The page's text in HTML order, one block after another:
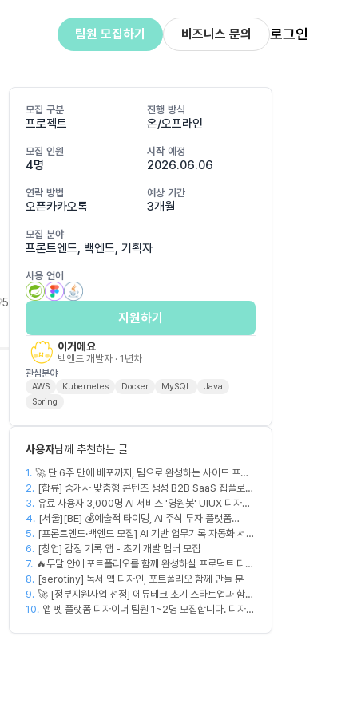
팀원 모집하기 비즈니스 문의 로그인
5
모집 구분
프로젝트
진행 방식
온/오프라인
모집 인원
4명
시작 예정
2026.06.06
연락 방법
오픈카카오톡
예상 기간
3개월
모집 분야
프론트엔드, 백엔드, 기획자
사용 언어
지원하기
이거에요
백엔드 개발자 · 1년차
관심분야
AWS Kubernetes Docker MySQL
Java
Spring
사용자님께 추천하는 글
1. 🚀 단 6주 만에 배포까지, 팀으로 완성하는 사이드 프로
젝트 [스위프 웹 15기] 🚀
2. [합류] 중개사 맞춤형 콘텐츠 생성 B2B SaaS 집플로우
과 함께 하실 멤버를 모집합니다!
3. 유료 사용자 3,000명 AI 서비스 '영원봇' UIUX 디자인
팀원 모집
4. [서울][BE] 💰예술적 타이밍, AI 주식 투자 플랫폼
(Spring)
5. [프론트엔드·백엔드 모집] AI 기반 업무기록 자동화 서비
스 MVP 개발
6. [창업] 감정 기록 앱 - 초기 개발 멤버 모집
7. 🔥두달 안에 포트폴리오를 함께 완성하실 프로덕트 디자
이너를 찾습니다!🔥
8. [serotiny] 독서 앱 디자인, 포트폴리오 함께 만들 분
9. 🚀 [정부지원사업 선정] 에듀테크 초기 스타트업과 함께
할 디자이너/기획자/마케터 크루 모집합니다!
10. 앱 펫 플랫폼 디자이너 팀원 1~2명 모집합니다. 디자인